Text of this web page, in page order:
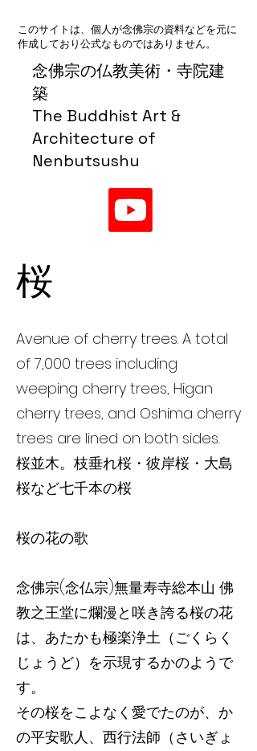
念佛宗の仏教美術・寺院建
築
The Buddhist Art &
Architecture of
Nenbutsushu
このサイトは、個人が念佛宗の資料などを元に
作成しており公式なものではありません。
桜
Avenue of cherry trees. A total
of 7,000 trees including
weeping cherry trees, Higan
cherry trees, and Oshima cherry
trees are lined on both sides.
桜並木。枝垂れ桜・彼岸桜・大島
桜など七千本の桜
桜の花の歌
念佛宗(念仏宗)無量寿寺総本山 佛
教之王堂に爛漫と咲き誇る桜の花
は、あたかも極楽浄土（ごくらく
じょうど）を示現するかのようで
す。
その桜をこよなく愛でたのが、か
の平安歌人、西行法師（さいぎょ